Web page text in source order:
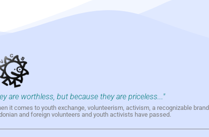
are worthless, but because they are priceless..."
it comes to youth exchange, volunteerism, activism, a recognizable brand
and foreign volunteers and youth activists have passed.